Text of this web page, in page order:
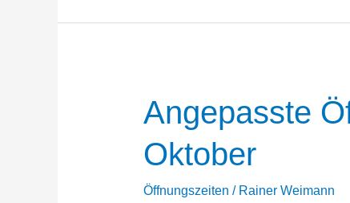
Angepasste
Oktober
Öffnungszeiten / Rainer Weimann